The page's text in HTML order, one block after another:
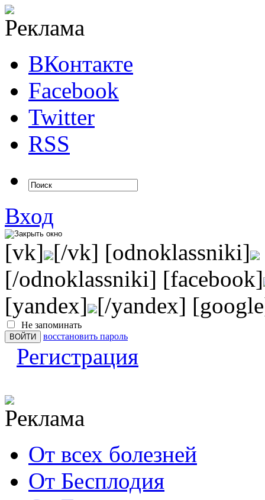
ВКонтакте
Facebook
Twitter
RSS
Вход
[vk] [/vk] [odnoklassniki]
[/odnoklassniki] [facebook]
[yandex] [/yandex]
Не запоминать
восстановить пароль
Регистрация
От всех болезней
От Бесплодия